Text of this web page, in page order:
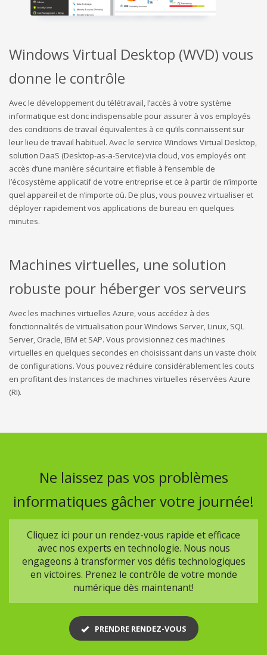
Windows Virtual Desktop (WVD) vous
donne le contrôle
Avec le développement du télétravail, l’accès à votre système
informatique est donc indispensable pour assurer à vos employés
des conditions de travail équivalentes à ce qu’ils connaissent sur
leur lieu de travail habituel. Avec le service Windows Virtual Desktop,
solution DaaS (Desktop-as-a-Service) via cloud, vos employés ont
accès d’une manière sécuritaire et fiable à l’ensemble de
l’écosystème applicatif de votre entreprise et ce à partir de n’importe
quel appareil et de n’importe où. De plus, vous pouvez virtualiser et
déployer rapidement vos applications de bureau en quelques
minutes.
Machines virtuelles, une solution
robuste pour héberger vos serveurs
Avec les machines virtuelles Azure, vous accédez à des
fonctionnalités de virtualisation pour Windows Server, Linux, SQL
Server, Oracle, IBM et SAP. Vous provisionnez ces machines
virtuelles en quelques secondes en choisissant dans un vaste choix
de configurations. Vous pouvez réduire considérablement les couts
en profitant des Instances de machines virtuelles réservées Azure
(RI).
Ne laissez pas vos problèmes
informatiques gâcher votre journée!
Cliquez ici pour un rendez-vous rapide et efficace
avec nos experts en technologie. Nous nous
engageons à transformer vos défis technologiques
en victoires. Prenez le contrôle de votre monde
numérique dès maintenant!
PRENDRE RENDEZ-VOUS